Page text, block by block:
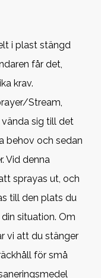
i plast stängd
får det,
krav.
Stream,
vända sig till det
behov och sedan
Vid denna
sprayas ut, och
till den plats du
situation. Om
vi att du stänger
för små